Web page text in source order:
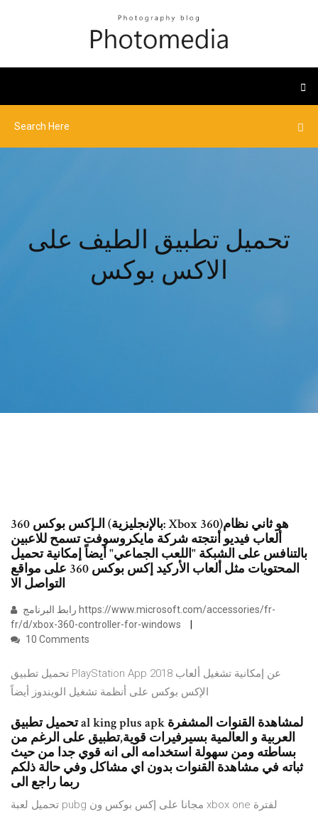
تحميل تطبيق الطيف على
الاكس بوكس
الـإكس بوكس 360 (بالإنجليزية: Xbox 360)‏ هو ثاني نظام
ألعاب فيديو أنتجته شركة مايكروسوفت تسمح للاعبين
بالتنافس على الشبكة "اللعب الجماعي" أيضاً إمكانية تحميل
المحتويات مثل ألعاب الأركيد إكس بوكس 360 على مواقع
التواصل الا
fr/d/xbox-360-controller-for-windows
10 Comments
تحميل تطبيق PlayStation App 2018 عن إمكانية تشغيل ألعاب
الإكس بوكس على أنظمة تشغيل الويندوز أيضاً
تحميل تطبيق al king plus apk لمشاهدة القنوات المشفرة
العربية و العالمية بسيرفيرات قوية,تطبيق على الرغم من
بساطته ومن سهولة استخدامه الى انه قوي جدا من حيث
ثباته في مشاهدة القنوات بدون اي مشاكل وفي حالة ذلكم
ربما راجع الى
تحميل لعبة pubg مجانا على إكس بوكس ون xbox one لفترة